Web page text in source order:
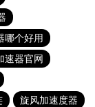
哪个好用
速器官网
旋风加速度器